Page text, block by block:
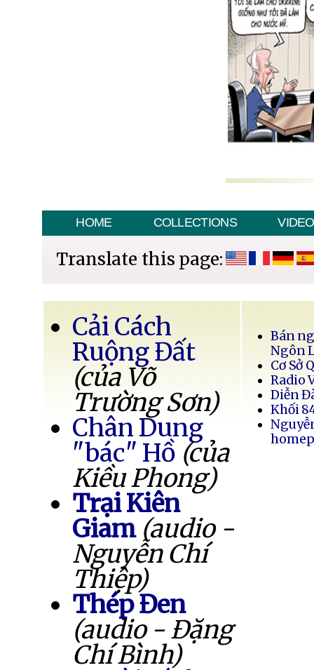
HOME COLLECTIONS VIDEO
Translate this page:
Cải Cách
Ruộng Đất
(của Võ
Trường Sơn)
Chân Dung
"bác" Hồ (của
Kiều Phong)
Trại Kiên
Giam (audio -
Nguyễn Chí
Thiệp)
Thép Đen
(audio - Đặng
Chí Bình)
Bán
Ngôn
Cơ Sở
Radio
Diễn
Khối